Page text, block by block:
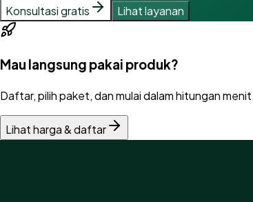
Konsultasi gratis
Lihat layanan
Mau langsung pakai produk?
Daftar, pilih paket, dan mulai dalam hitungan
Lihat harga & daftar